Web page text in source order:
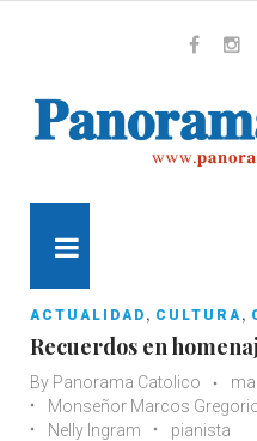
ACTUALIDAD , CULTURA,
Recuerdos en
By Panorama Catolico
Monseñor Marcos
Nelly Ingram
pianista